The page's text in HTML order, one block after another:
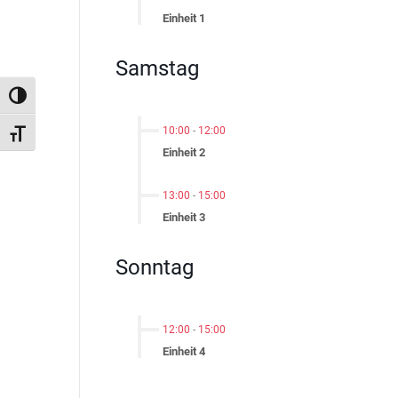
Umschalten auf hohe Kontraste
Schrift vergrößern
Einheit 1
Samstag
10:00 - 12:00
Einheit 2
13:00 - 15:00
Einheit 3
Sonntag
12:00 - 15:00
Einheit 4